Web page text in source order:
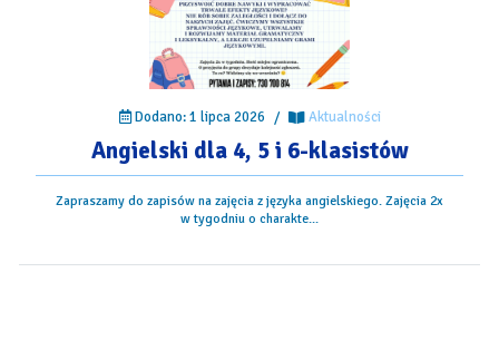
Dodano: 1 lipca 2026 / Aktualności
Angielski dla 4, 5 i 6-klasistów
Zapraszamy do zapisów na zajęcia z języka angielskiego. Zajęcia 2x
w tygodniu o charakte...